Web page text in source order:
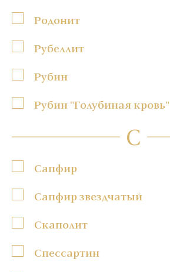
Родонит
Рубеллит
Рубин
Рубин "Голубиная кровь"
С
Сапфир
Сапфир звездчатый
Скаполит
Спессартин